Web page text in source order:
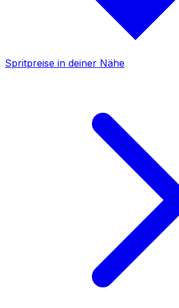
Spritpreise in deiner Nähe